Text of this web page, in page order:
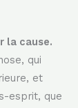
la cause.
qui
et
esprit, que